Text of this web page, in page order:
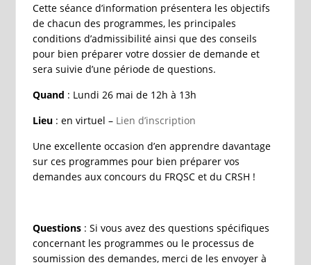
Cette séance d’information présentera les objectifs
de chacun des programmes, les principales
conditions d’admissibilité ainsi que des conseils
pour bien préparer votre dossier de demande et
sera suivie d’une période de questions.
Quand : Lundi 26 mai de 12h à 13h
Lieu: en virtuel – Lien d’inscription
Une excellente occasion d’en apprendre davantage
sur ces programmes pour bien préparer vos
demandes aux concours du FRQSC et du CRSH !
Questions: Si vous avez des questions spécifiques
concernant les programmes ou le processus de
soumission des demandes, merci de les envoyer à